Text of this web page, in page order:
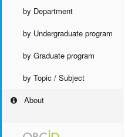
by Department
by Undergraduate program
by Graduate program
by Topic / Subject
About